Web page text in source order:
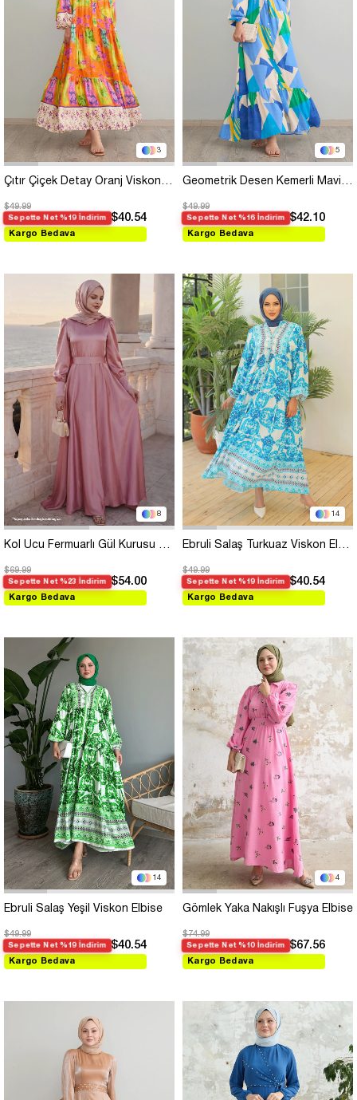
3
$49.99
Sepette Net %19 İndirim $40.54
Kargo Bedava
5
$49.99
Sepette Net %16 İndirim $42.10
Kargo Bedava
8
$69.99
Sepette Net %23 İndirim $54.00
Kargo Bedava
14
$49.99
Sepette Net %19 İndirim $40.54
Kargo Bedava
14
Ebruli Salaş Yeşil Viskon Elbise
$49.99
Sepette Net %19 İndirim $40.54
Kargo Bedava
4
Gömlek Yaka Nakışlı Fuşya Elbise
$74.99
Sepette Net %10 İndirim $67.56
Kargo Bedava